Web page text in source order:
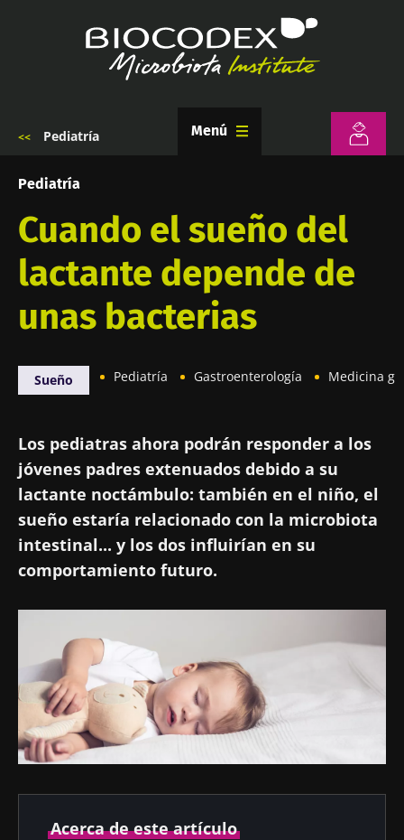
de
a
la
navegación
Pediatría Menú
Pediatría
Cuando el sueño del
lactante depende de
unas bacterias
Sueño Pediatría Gastroenterología Medicina
Los pediatras ahora podrán responder a los
jóvenes padres extenuados debido a su
lactante noctámbulo: también en el niño, el
sueño estaría relacionado con la microbiota
intestinal... y los dos influirían en su
comportamiento futuro.
Acerca de este artículo